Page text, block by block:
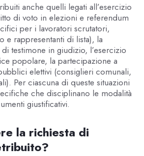
anche quelli legati all’esercizio
di voto in elezioni e referendum
per i lavoratori scrutatori,
e rappresentanti di lista), la
testimone in giudizio, l’esercizio
popolare, la partecipazione a
elettivi (consiglieri comunali,
Per ciascuna di queste situazioni
che disciplinano le modalità
giustificativi.
la richiesta di